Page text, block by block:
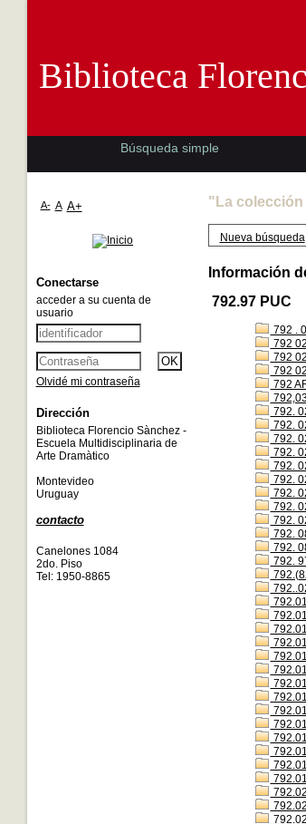
"La colección
Nueva búsqueda
Información
792.97 PUC
792 .
792
792
792
792
792.
792.
792.
792.
792.
792.
792.
792.
792.
792.
792.
792.
Biblioteca
Búsqueda simple
A- A A+
Conectarse
acceder a su cuenta de
usuario
Olvidé mi contraseña
Dirección
Biblioteca Florencio Sànchez -
Escuela Multidisciplinaria de
Arte Dramàtico
Montevideo
Uruguay
contacto
Canelones 1084
2do. Piso
Tel: 1950-8865